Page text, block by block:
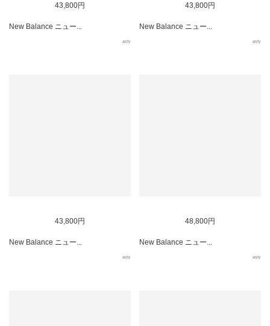
43,800円
New Balance ニュー...
asty
43,800円
New Balance ニュー...
asty
43,800円
New Balance ニュー...
asty
48,800円
New Balance ニュー...
asty